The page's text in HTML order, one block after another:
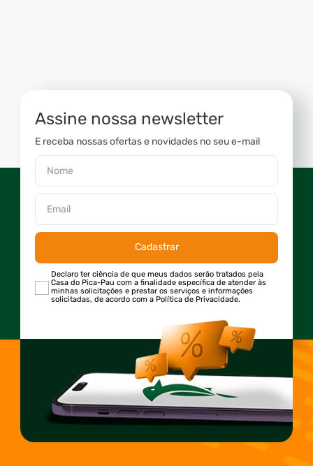
Assine nossa newsletter
E receba nossas ofertas e novidades no seu e-mail
Cadastrar
Declaro ter ciência de que meus dados serão tratados pela
Casa do Pica-Pau com a finalidade específica de atender às
minhas solicitações e prestar os serviços e informações
solicitadas, de acordo com a Política de Privacidade.